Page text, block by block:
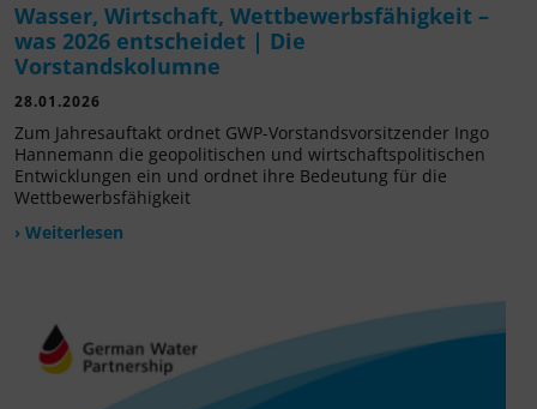
Wasser, Wirtschaft, Wettbewerbsfähigkeit –
was 2026 entscheidet | Die
Vorstandskolumne
28.01.2026
Zum Jahresauftakt ordnet GWP-Vorstandsvorsitzender Ingo
Hannemann die geopolitischen und wirtschaftspolitischen
Entwicklungen ein und ordnet ihre Bedeutung für die
Wettbewerbsfähigkeit
› Weiterlesen